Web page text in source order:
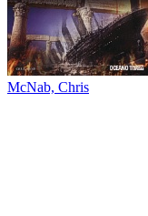
McNab, Chris